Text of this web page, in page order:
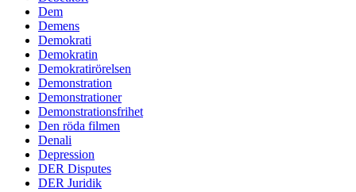
Dem
Demens
Demokrati
Demokratin
Demokratirörelsen
Demonstration
Demonstrationer
Demonstrationsfrihet
Den röda filmen
Denali
Depression
DER Disputes
DER Juridik